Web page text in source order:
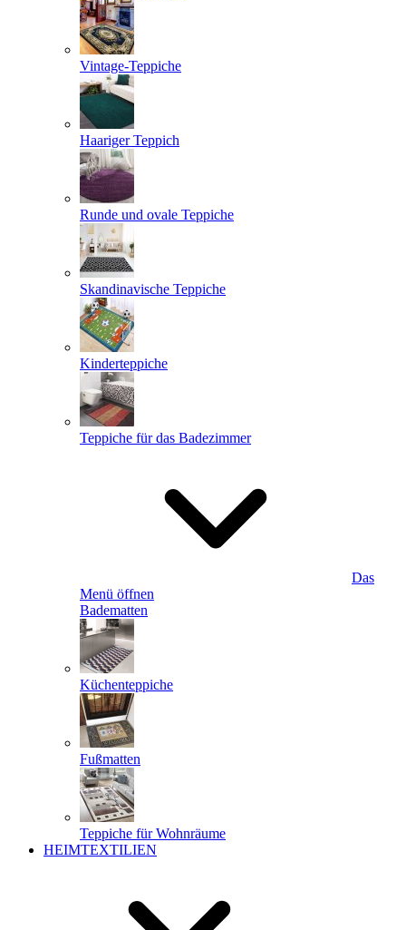
Vintage-Teppiche
Haariger Teppich
Runde und ovale Teppiche
Skandinavische Teppiche
Kinderteppiche
Teppiche für das Badezimmer
Das
Menü öffnen
Badematten
Küchenteppiche
Fußmatten
Teppiche für Wohnräume
HEIMTEXTILIEN